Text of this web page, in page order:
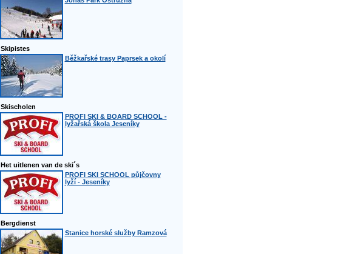
Skipistes
Běžkařské trasy Paprsek a okolí
Skischolen
PROFI SKI & BOARD SCHOOL -
lyžařská škola Jeseníky
Het uitlenen van de ski´s
PROFI SKI SCHOOL půjčovny
lyží - Jeseníky
Bergdienst
Stanice horské služby Ramzová